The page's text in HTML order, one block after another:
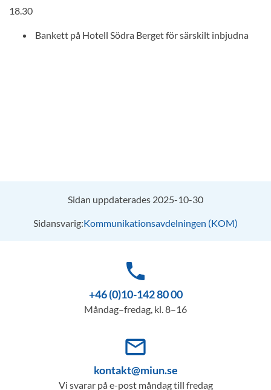
18.30
Bankett på Hotell Södra Berget för särskilt inbjudna
Sidan uppdaterades 2025-10-30
Sidansvarig:Kommunikationsavdelningen (KOM)
phone
+46 (0)10-142 80 00
Måndag–fredag, kl. 8–16
mail_outline
kontakt@miun.se
Vi svarar på e-post måndag till fredag